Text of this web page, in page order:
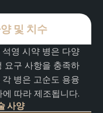
및 치수
영 시약 병은 다양
요구 사항을 충족하
병은 고순도 용융
따라 제조됩니다.
사양